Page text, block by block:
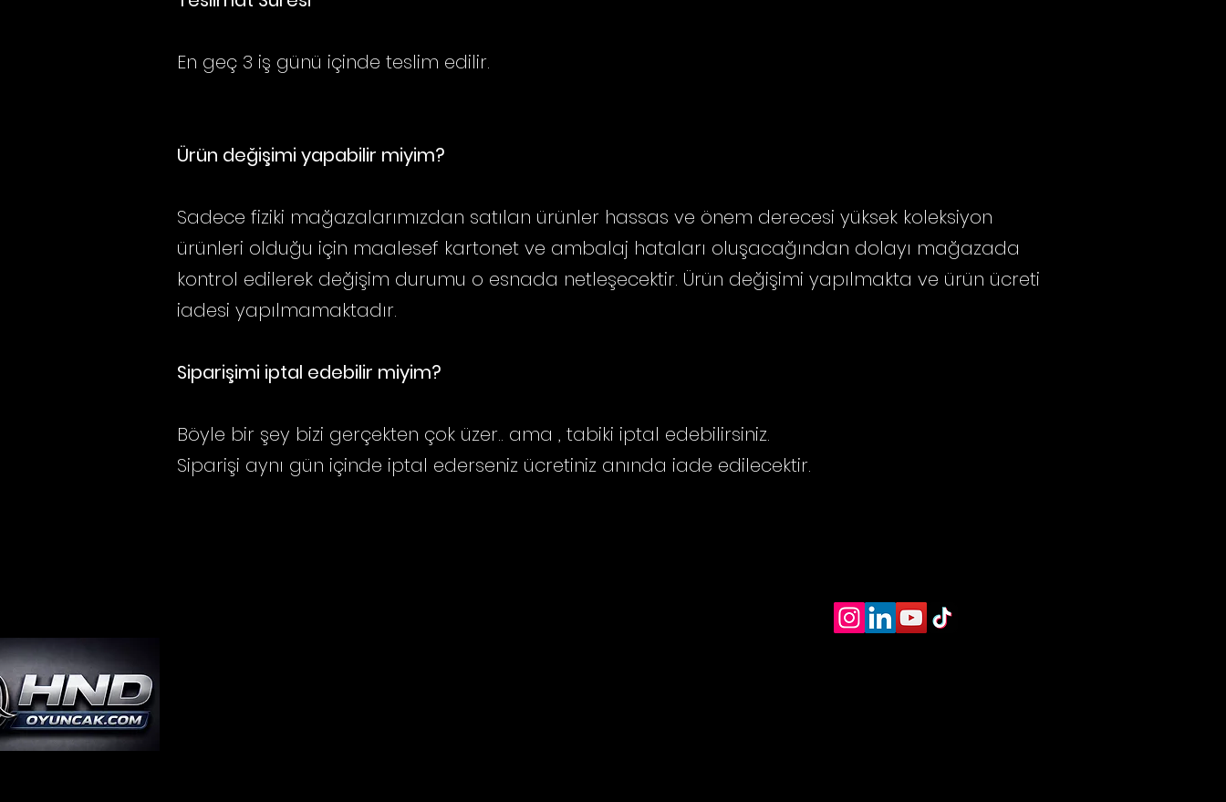
En geç 3 iş günü içinde teslim edilir.
Ürün değişimi yapabilir miyim?
Sadece fiziki mağazalarımızdan satılan ürünler hassas ve önem derecesi yüksek koleksiyon
ürünleri olduğu için maalesef kartonet ve ambalaj hataları oluşacağından dolayı mağazada
kontrol edilerek değişim durumu o esnada netleşecektir. Ürün değişimi yapılmakta ve ürün ücreti
iadesi yapılmamaktadır.
Siparişimi iptal edebilir miyim?
Böyle bir şey bizi gerçekten çok üzer.. ama , tabiki iptal edebilirsiniz.
Siparişi aynı gün içinde iptal ederseniz ücretiniz anında iade edilecektir.